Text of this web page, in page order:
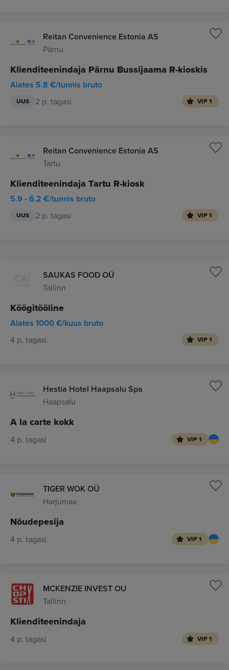
Reitan Convenience Estonia AS
Pärnu
Klienditeenindaja Pärnu Bussijaama R-kioskis
Alates 5.8 €/tunnis bruto
UUS 2 p. tagasi VIP 1
Reitan Convenience Estonia AS
Tartu
Klienditeenindaja Tartu R-kiosk
5.9 - 6.2 €/tunnis bruto
UUS 2 p. tagasi VIP 1
SAUKAS FOOD OÜ
Tallinn
Köögitööline
Alates 1000 €/kuus bruto
4 p. tagasi VIP 1
Hestia Hotel Haapsalu Spa
Haapsalu
A la carte kokk
4 p. tagasi VIP 1
TIGER WOK OÜ
Harjumaa
Nõudepesija
4 p. tagasi VIP 1
MCKENZIE INVEST OU
Tallinn
Klienditeenindaja
4 p. tagasi VIP 1